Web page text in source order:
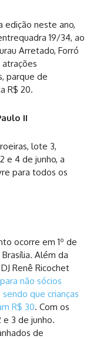
edição neste ano,
19/34, ao
Arretado, Forró
parque de
R$ 20.
II
lote 3,
e 4 de junho, a
para todos os
ocorre em 1º de
Além da
Renê Ricochet
não sócios
que crianças
R$ 30. Com os
3 de junho.
de